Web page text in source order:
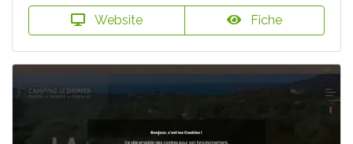
Website Fiche